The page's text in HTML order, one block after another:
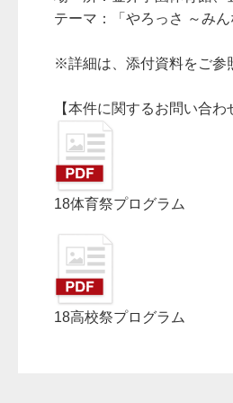
テーマ：「やろっさ ～みん
※詳細は、添付資料をご参
【本件に関するお問い合
18体育祭プログラム
18高校祭プログラム